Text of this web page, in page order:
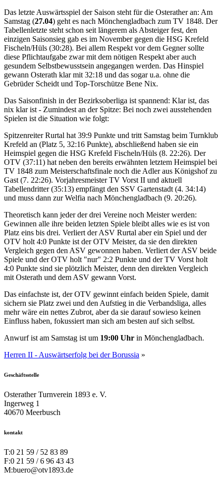
Das letzte Auswärtsspiel der Saison steht für die Osterather an: Am
Samstag (27.04) geht es nach Mönchengladbach zum TV 1848. Der
Tabellenletzte steht schon seit längerem als Absteiger fest, den
einzigen Saisonsieg gab es im November gegen die HSG Krefeld
Fischeln/Hüls (30:28). Bei allem Respekt vor dem Gegner sollte
diese Pflichtaufgabe zwar mit dem nötigen Respekt aber auch
gesundem Selbstbewusstsein angegangen werden. Das Hinspiel
gewann Osterath klar mit 32:18 und das sogar u.a. ohne die
Gebrüder Scheidt und Top-Torschütze Bene Nix.
Das Saisonfinish in der Bezirksoberliga ist spannend: Klar ist, das
nix klar ist - Zumindest an der Spitze: Bei noch zwei ausstehenden
Spielen ist die Situation wie folgt:
Spitzenreiter Rurtal hat 39:9 Punkte und tritt Samstag beim Turnklub
Krefeld an (Platz 5, 32:16 Punkte), abschließend haben sie ein
Heimspiel gegen die HSG Krefeld Fischeln/Hüls (8. 22:26). Der
OTV (37:11) hat neben den bereits erwähnten letztem Heimspiel bei
TV 1848 zum Meisterschaftsfinale noch die Adler aus Königshof zu
Gast (7. 22:26). Vorjahresmeister TV Vorst II und aktuell
Tabellendritter (35:13) empfängt den SSV Gartenstadt (4. 34:14)
und muss dann zur Welfia nach Mönchengladbach (9. 20:26).
Theoretisch kann jeder der drei Vereine noch Meister werden:
Gewinnen alle ihre beiden letzten Spiele bleibt alles wie es ist von
Platz eins bis drei. Verliert der ASV Rurtal aber ein Spiel und der
OTV holt 4:0 Punkte ist der OTV Meister, da sie den direkten
Vergleich gegen den ASV gewonnen haben. Verliert der ASV beide
Spiele und der OTV holt "nur" 2:2 Punkte und der TV Vorst holt
4:0 Punkte sind sie plötzlich Meister, denn den direkten Vergleich
mit Osterath und dem ASV gewann Vorst.
Das einfachste ist, der OTV gewinnt einfach beiden Spiele, damit
sichern sie Platz zwei und den Aufstieg in die Verbandsliga, alles
mehr wäre ein nettes Zubrot, aber da sie darauf sowieso keinen
Einfluss haben, fokussiert man sich am besten auf sich selbst.
Anwurf ist am Samstag ist um 19:00 Uhr in Mönchengladbach.
Herren II - Auswärtserfolg bei der Borussia »
Geschäftsstelle
Osterather Turnverein 1893 e. V.
Ingerweg 1
40670 Meerbusch
kontakt
T:0 21 59 / 52 83 89
F:0 21 59 / 6 96 43 43
M:buero@otv1893.de